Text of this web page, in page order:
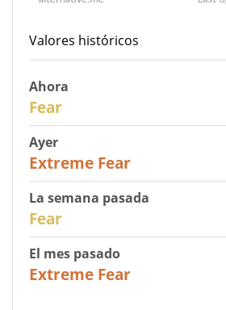
Valores históricos
Ahora
Fear
Ayer
Extreme Fear
La semana pasada
Fear
El mes pasado
Extreme Fear